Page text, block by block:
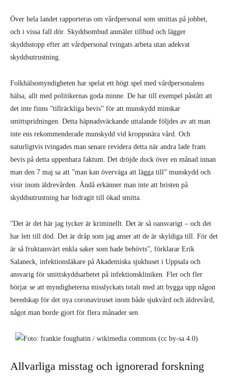
Över hela landet rapporteras om vårdpersonal som smittas på jobbet,
och i vissa fall dör. Skyddsombud anmäler tillbud och lägger
skyddsstopp efter att vårdpersonal tvingats arbeta utan adekvat
skyddsutrustning.
Folkhälsomyndigheten har spelat ett högt spel med vårdpersonalens
hälsa, allt med politikernas goda minne. De har till exempel påstått att
det inte finns ”tillräckliga bevis” för att munskydd minskar
smittspridningen. Detta häpnadsväckande uttalande följdes av att man
inte ens rekommenderade munskydd vid kroppsnära vård. Och
naturligtvis tvingades man senare revidera detta när andra lade fram
bevis på detta uppenbara faktum. Det dröjde dock över en månad innan
man den 7 maj sa att ”man kan överväga att lägga till” munskydd och
visir inom äldrevården. Ändå erkänner man inte att bristen på
skyddsutrustning har bidragit till ökad smitta.
”Det är det här jag tycker är kriminellt. Det är så oansvarigt – och det
har lett till död. Det är dråp som jag anser att de är skyldiga till. För det
är så fruktansvärt enkla saker som hade behövts”, förklarar Erik
Salaneck, infektionsläkare på Akademiska sjukhuset i Uppsala och
ansvarig för smittskyddsarbetet på infektionskliniken. Fler och fler
börjar se att myndigheterna misslyckats totalt med att bygga upp någon
beredskap för det nya coronaviruset inom både sjukvård och äldrevård,
något man borde gjort för flera månader sen.
Allvarliga misstag och ignorerad forskning